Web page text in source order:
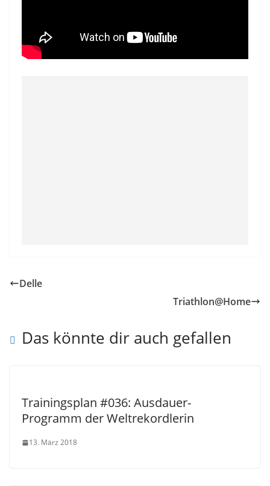
Delle
Triathlon@Home
Das könnte dir auch gefallen
Trainingsplan #036: Ausdauer-
Programm der Weltrekordlerin
13. März 2018